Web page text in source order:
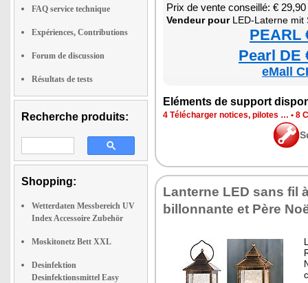
FAQ service technique
Expériences, Contributions
Forum de discussion
Résultats de tests
Recherche produits:
Shopping:
Wetterdaten Messbereich UV
Index Accessoire Zubehör
Moskitonetz Bett XXL
Desinfektion
Desinfektionsmittel Easy
Prix de vente conseillé: € 29,90
Ven­deur pourLED-Laterne mit
PEARL
Pearl DE
eMall
Elé­ments de sup­port
4 Télé­char­ger notices, pilotes … • 8
Lan­terne LED sans fil
billon­nante et Père